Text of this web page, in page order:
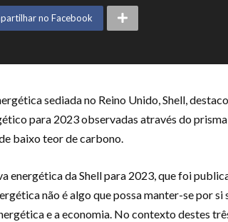
no Facebook
sediada no Reino Unido, Shell,
para 2023 observadas através do
baixo teor de carbono.
energética da Shell para 2023, que foi
não é algo que possa manter-se por
e a economia. No contexto destes